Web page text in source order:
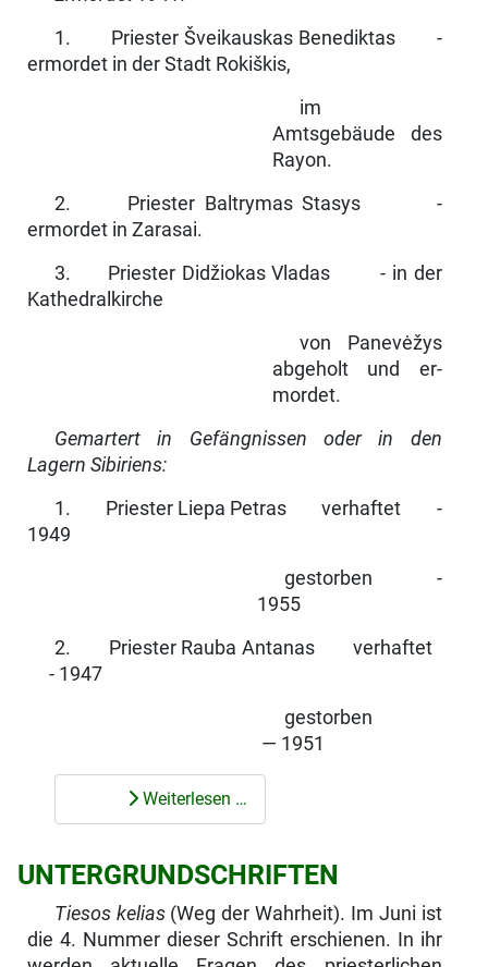
1. Priester Šveikauskas Benediktas -
ermordet in der Stadt Rokiškis,
im
Amtsgebäude des
Rayon.
2. Priester Baltrymas Stasys -
ermordet in Zarasai.
3. Priester Didžiokas Vladas - in der
Kathedralkirche
von Panevėžys
abgeholt und er­
mordet.
Gemartert in Gefängnissen oder in den
Lagern Sibiriens:
1. Priester Liepa Petras verhaftet -
1949
gestorben -
1955
2. Priester Rauba Antanas verhaftet
- 1947
gestorben
— 1951
Weiterlesen …
UNTERGRUNDSCHRIFTEN
Tiesos kelias (Weg der Wahrheit). Im Juni ist
die 4. Nummer dieser Schrift erschienen. In ihr